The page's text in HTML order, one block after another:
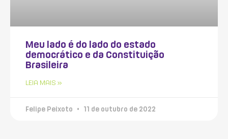
Meu lado é do lado do estado
democrático e da Constituição
Brasileira
LEIA MAIS »
Felipe Peixoto 11 de outubro de 2022